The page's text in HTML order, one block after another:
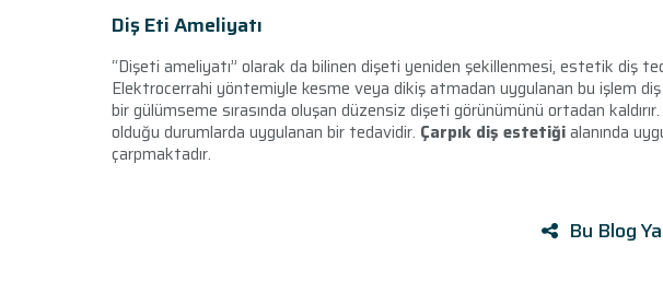
Diş Eti Ameliyatı
“Dişeti ameliyatı” olarak da bilinen dişeti yeniden şekillenmesi, estetik diş
Elektrocerrahi yöntemiyle kesme veya dikiş atmadan uygulanan bu işlem
bir gülümseme sırasında oluşan düzensiz dişeti görünümünü ortadan
olduğu durumlarda uygulanan bir tedavidir. Çarpık diş estetiğialanında
çarpmaktadır.
Bu Blog